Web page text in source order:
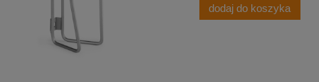
dodaj do koszyka